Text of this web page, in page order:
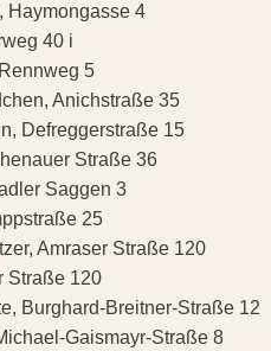
4
40 i
5
Anichstraße 35
Defreggerstraße 15
Straße 36
Saggen 3
25
Amraser Straße 120
Straße 120
Burghard-Breitner-Straße 12
Gaismayr-Straße 8